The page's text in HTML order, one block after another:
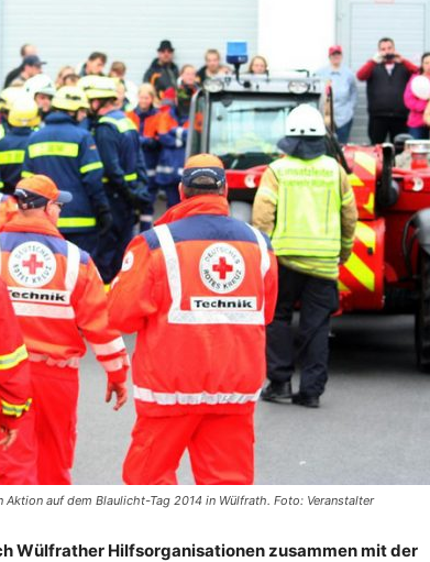
auf dem Blaulicht-Tag 2014 in Wülfrath. Foto: Veranstalter
Wülfrather Hilfsorganisationen zusammen mit der